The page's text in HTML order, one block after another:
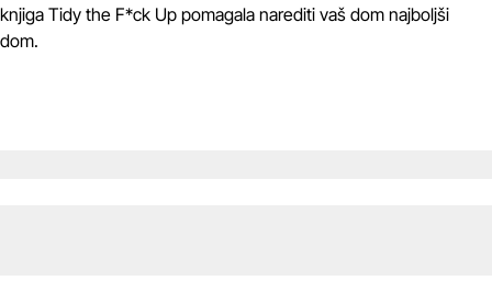
knjiga Tidy the F*ck Up pomagala narediti vaš dom najboljši
dom.